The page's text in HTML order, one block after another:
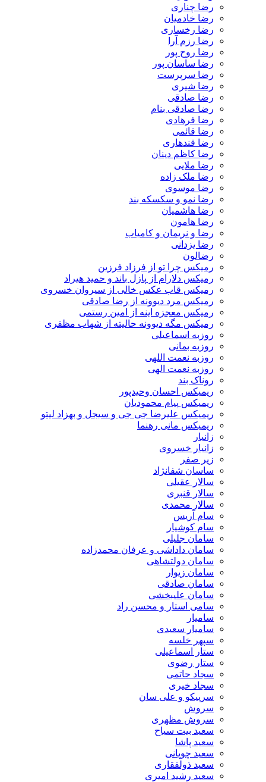
رضا چناری
رضا خادمیان
رضا رخساری
رضا رزم آرا
رضا روح پور
رضا ساسان پور
رضا سرپرست
رضا شیری
رضا صادقی
رضا صادقی بنام
رضا فرهادی
رضا قائمی
رضا قندهاری
رضا کاظم دینان
رضا ملایی
رضا ملک زاده
رضا موسوی
رضا نمو و سکسکه بند
رضا هاشمیان
رضا هامون
رضا و نریمان و کامیاب
رضا یزدانی
رضالون
رمیکس چرا تو از فرزاد فرزین
رمیکس دلارام از پازل باند و حمید هیراد
رمیکس قاب عکس خالی از سیروان خسروی
رمیکس مرد دیوونه از رضا صادقی
رمیکس معجزه اینه از امین رستمی
رمیکس مگه دیوونه حالیته از شهاب مظفری
روزبه اسماعیلی
روزبه بمانی
روزبه نعمت اللهی
روزبه نعمت الهی
روناک بند
ریمیکس احسان وحیدپور
ریمیکس پیام محمودیان
ریمیکس علیرضا جی جی و سیجل و بهزاد لیتو
ریمیکس مانی رهنما
زانیار
زانیار خسروی
زیر صفر
ساسان شفانژاد
سالار عقیلی
سالار قنبری
سالار محمدی
سام آریس
سام کوشیار
سامان جلیلی
سامان داداشی و عرفان محمدزاده
سامان دولتشاهی
سامان زیوار
سامان صادقی
سامان علیبخشی
سامی استار و محسن راد
سامیار
سامیار سعیدی
سپهر خلسه
ستار اسماعیلی
ستار رضوی
سجاد حاتمی
سجاد خیری
سرپیکو و علی سان
سروش
سروش مظهری
سعید بیت سیاح
سعید پاشا
سعید چوپانی
سعید ذولفقاری
سعید رشید امیری